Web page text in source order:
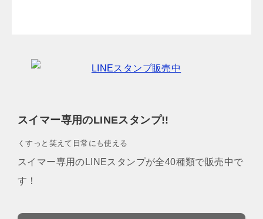
スイマー専用のLINEスタンプ!!
くすっと笑えて日常にも使える
スイマー専用のLINEスタンプが全40種類で販売中で
す！